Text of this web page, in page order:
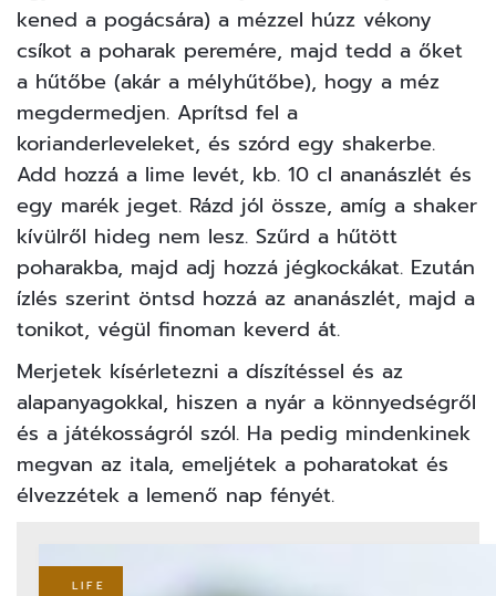
kened a pogácsára) a mézzel húzz vékony
csíkot a poharak peremére, majd tedd a őket
a hűtőbe (akár a mélyhűtőbe), hogy a méz
megdermedjen. Aprítsd fel a
korianderleveleket, és szórd egy shakerbe.
Add hozzá a lime levét, kb. 10 cl ananászlét és
egy marék jeget. Rázd jól össze, amíg a shaker
kívülről hideg nem lesz. Szűrd a hűtött
poharakba, majd adj hozzá jégkockákat. Ezután
ízlés szerint öntsd hozzá az ananászlét, majd a
tonikot, végül finoman keverd át.
Merjetek kísérletezni a díszítéssel és az
alapanyagokkal, hiszen a nyár a könnyedségről
és a játékosságról szól. Ha pedig mindenkinek
megvan az itala, emeljétek a poharatokat és
élvezzétek a lemenő nap fényét.
LIFE